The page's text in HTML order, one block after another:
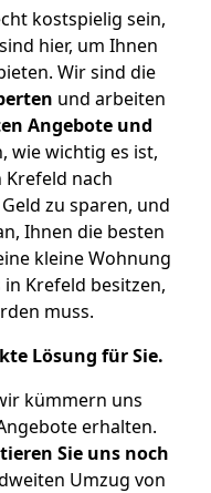
kostspielig sein,
hier, um Ihnen
Wir sind die
und arbeiten
Angebote und
wie wichtig es ist,
nach
zu sparen, und
Ihnen die besten
kleine Wohnung
Krefeld besitzen,
muss.
Lösung für Sie.
kümmern uns
erhalten.
Sie uns noch
Umzug von